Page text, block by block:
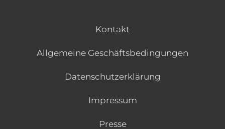
Kontakt
Allgemeine Geschäftsbedingungen
Datenschutzerklärung
Impressum
Presse